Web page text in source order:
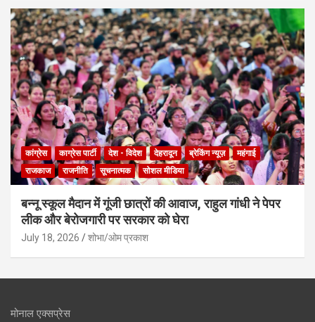
कांग्रेस काग्रेस पार्टी देश - विदेश देहरादून ब्रेकिंग न्यूज़
महंगाई
राजकाज
राजनीति सूचनात्मक सोशल मीडिया
बन्नू स्कूल मैदान में गूंजी छात्रों की आवाज, राहुल गांधी ने पेपर
लीक और बेरोजगारी पर सरकार को घेरा
July 18, 2026 शोभा/ओम प्रकाश
मोनाल एक्सप्रेस